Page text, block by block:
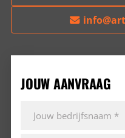
JOUW AANVRAAG